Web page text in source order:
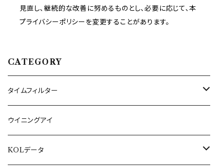
見直し、継続的な改善に努めるものとし、必要に応じて、本
プライバシーポリシーを変更することがあります。
CATEGORY
タイムフィルター
リーチダウンロード版
ウイニングアイ
KOLデータ